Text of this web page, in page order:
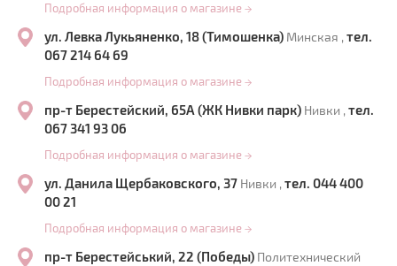
Подробная информация о магазине →
ул. Левка Лукьяненко, 18 (Тимошенка) Минская , тел.
067 214 64 69
Подробная информация о магазине →
пр-т Берестейский, 65А (ЖК Нивки парк) Нивки , тел.
067 341 93 06
Подробная информация о магазине →
ул. Данила Щербаковского, 37 Нивки , тел. 044 400
00 21
Подробная информация о магазине →
пр-т Берестейський, 22 (Победы) Политехнический